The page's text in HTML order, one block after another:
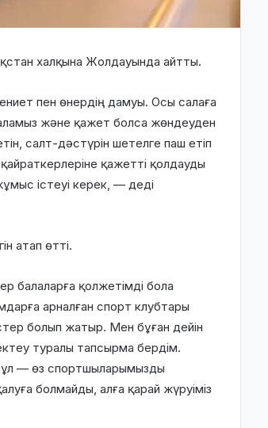
халқына Жолдауында айтты.
пен өнердің дамуы. Осы салаға
және қажет болса жөндеуден
салт-дәстүрін шетелге паш етіп
қажетті қолдауды
істеуі керек, — деді
атап өтті.
балаларға қолжетімді бола
арналған спорт клубтары
болып жатыр. Мен бұған дейін
туралы тапсырма бердім.
— өз спортшыларымызды
болмайды, алға қарай жүруіміз